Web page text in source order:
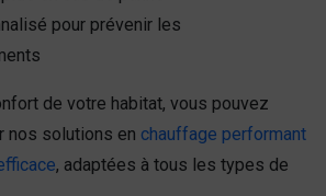
pour prévenir les
de votre habitat, vous pouvez
nos solutions en chauffage performant
, adaptées à tous les types de